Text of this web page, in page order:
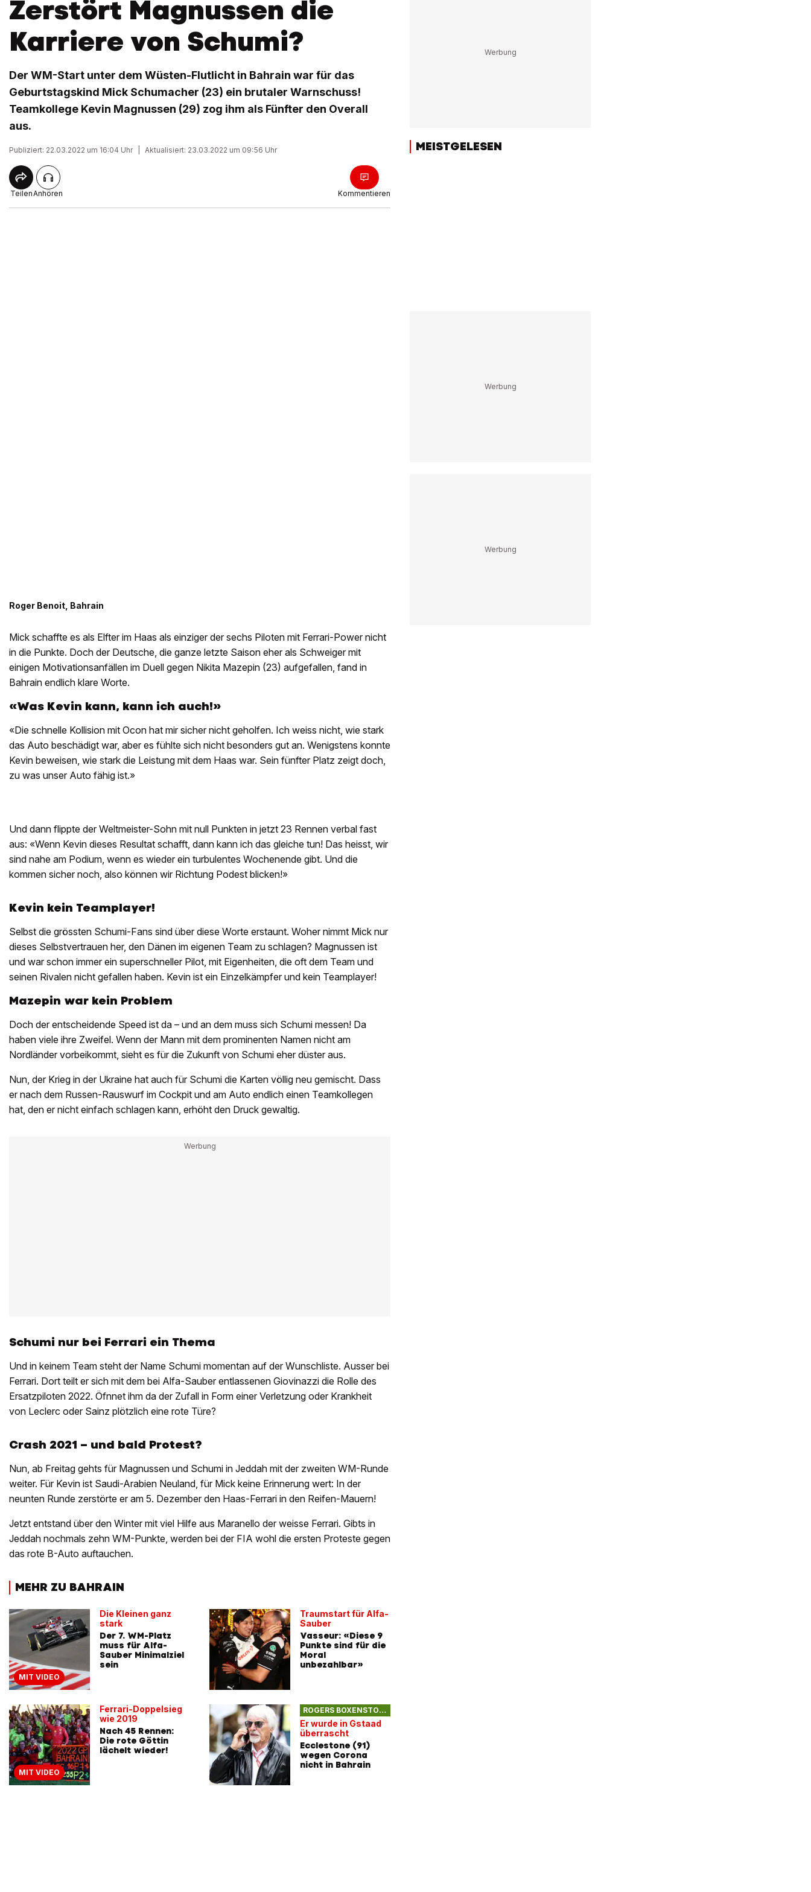
Zerstört Magnussen die
Karriere von Schumi?
Der WM-Start unter dem Wüsten-Flutlicht in Bahrain war für das
Geburtstagskind Mick Schumacher (23) ein brutaler Warnschuss!
Teamkollege Kevin Magnussen (29) zog ihm als Fünfter den Overall
aus.
Publiziert: 22.03.2022 um 16:04 Uhr Aktualisiert: 23.03.2022 um 09:56 Uhr
TeilenAnhören Kommentieren
Roger Benoit, Bahrain
Mick schaffte es als Elfter im Haas als einziger der sechs Piloten mit Ferrari-Power nicht
in die Punkte. Doch der Deutsche, die ganze letzte Saison eher als Schweiger mit
einigen Motivationsanfällen im Duell gegen Nikita Mazepin (23) aufgefallen, fand in
Bahrain endlich klare Worte.
«Was Kevin kann, kann ich auch!»
«Die schnelle Kollision mit Ocon hat mir sicher nicht geholfen. Ich weiss nicht, wie stark
das Auto beschädigt war, aber es fühlte sich nicht besonders gut an. Wenigstens konnte
Kevin beweisen, wie stark die Leistung mit dem Haas war. Sein fünfter Platz zeigt doch,
zu was unser Auto fähig ist.»
Und dann flippte der Weltmeister-Sohn mit null Punkten in jetzt 23 Rennen verbal fast
aus: «Wenn Kevin dieses Resultat schafft, dann kann ich das gleiche tun! Das heisst, wir
sind nahe am Podium, wenn es wieder ein turbulentes Wochenende gibt. Und die
kommen sicher noch, also können wir Richtung Podest blicken!»
Kevin kein Teamplayer!
Selbst die grössten Schumi-Fans sind über diese Worte erstaunt. Woher nimmt Mick nur
dieses Selbstvertrauen her, den Dänen im eigenen Team zu schlagen? Magnussen ist
und war schon immer ein superschneller Pilot, mit Eigenheiten, die oft dem Team und
seinen Rivalen nicht gefallen haben. Kevin ist ein Einzelkämpfer und kein Teamplayer!
Mazepin war kein Problem
Doch der entscheidende Speed ist da – und an dem muss sich Schumi messen! Da
haben viele ihre Zweifel. Wenn der Mann mit dem prominenten Namen nicht am
Nordländer vorbeikommt, sieht es für die Zukunft von Schumi eher düster aus.
Nun, der Krieg in der Ukraine hat auch für Schumi die Karten völlig neu gemischt. Dass
er nach dem Russen-Rauswurf im Cockpit und am Auto endlich einen Teamkollegen
hat, den er nicht einfach schlagen kann, erhöht den Druck gewaltig.
Schumi nur bei Ferrari ein Thema
Und in keinem Team steht der Name Schumi momentan auf der Wunschliste. Ausser bei
Ferrari. Dort teilt er sich mit dem bei Alfa-Sauber entlassenen Giovinazzi die Rolle des
Ersatzpiloten 2022. Öfnnet ihm da der Zufall in Form einer Verletzung oder Krankheit
von Leclerc oder Sainz plötzlich eine rote Türe?
Crash 2021 – und bald Protest?
Nun, ab Freitag gehts für Magnussen und Schumi in Jeddah mit der zweiten WM-Runde
weiter. Für Kevin ist Saudi-Arabien Neuland, für Mick keine Erinnerung wert: In der
neunten Runde zerstörte er am 5. Dezember den Haas-Ferrari in den Reifen-Mauern!
Jetzt entstand über den Winter mit viel Hilfe aus Maranello der weisse Ferrari. Gibts in
Jeddah nochmals zehn WM-Punkte, werden bei der FIA wohl die ersten Proteste gegen
das rote B-Auto auftauchen.
MEHR ZU BAHRAIN
MIT VIDEO
Die Kleinen ganz
stark
Der 7. WM-Platz
muss für Alfa-
Sauber Minimalziel
sein
MIT VIDEO
Ferrari-Doppelsieg
wie 2019
Nach 45 Rennen:
Die rote Göttin
lächelt wieder!
Traumstart für Alfa-
Sauber
Vasseur: «Diese 9
Punkte sind für die
Moral
unbezahlbar»
ROGERS BOXENSTOPP
Er wurde in Gstaad
überrascht
Ecclestone (91)
wegen Corona
nicht in Bahrain
MEISTGELESEN